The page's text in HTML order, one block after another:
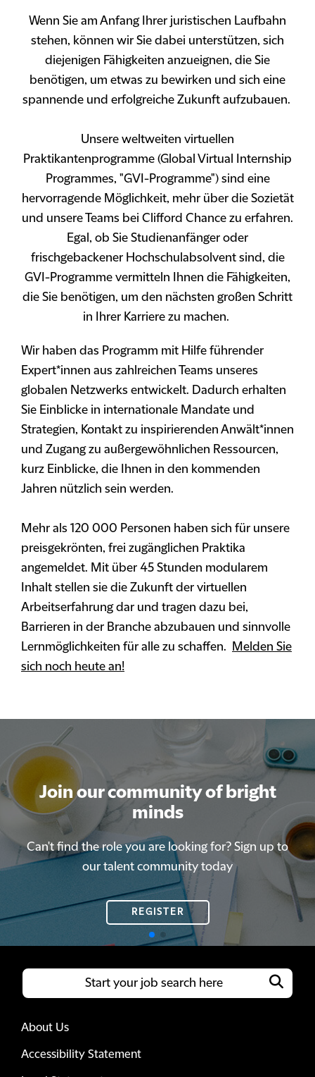
Wenn Sie am Anfang Ihrer juristischen Laufbahn
stehen, können wir Sie dabei unterstützen, sich
diejenigen Fähigkeiten anzueignen, die Sie
benötigen, um etwas zu bewirken und sich eine
spannende und erfolgreiche Zukunft aufzubauen.
Unsere weltweiten virtuellen
Praktikantenprogramme (Global Virtual Internship
Programmes, "GVI-Programme") sind eine
hervorragende Möglichkeit, mehr über die Sozietät
und unsere Teams bei Clifford Chance zu erfahren.
Egal, ob Sie Studienanfänger oder
frischgebackener Hochschulabsolvent sind, die
GVI-Programme vermitteln Ihnen die Fähigkeiten,
die Sie benötigen, um den nächsten großen Schritt
in Ihrer Karriere zu machen.
Wir haben das Programm mit Hilfe führender
Expert*innen aus zahlreichen Teams unseres
globalen Netzwerks entwickelt. Dadurch erhalten
Sie Einblicke in internationale Mandate und
Strategien, Kontakt zu inspirierenden Anwält*innen
und Zugang zu außergewöhnlichen Ressourcen,
kurz Einblicke, die Ihnen in den kommenden
Jahren nützlich sein werden.
Mehr als 120 000 Personen haben sich für unsere
preisgekrönten, frei zugänglichen Praktika
angemeldet. Mit über 45 Stunden modularem
Inhalt stellen sie die Zukunft der virtuellen
Arbeitserfahrung dar und tragen dazu bei,
Barrieren in der Branche abzubauen und sinnvolle
Lernmöglichkeiten für alle zu schaffen. Melden Sie
sich noch heute an!
Join our community of bright
minds
Can't find the role you are looking for? Sign up to
our talent community today
REGISTER
Join our community of bright
minds
Can't find the role you are looking for? Sign up to
our talent community today
REGISTER
About Us
Accessibility Statement